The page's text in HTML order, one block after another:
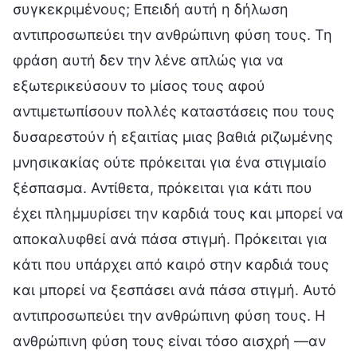
συγκεκριμένους; Επειδή αυτή η δήλωση
αντιπροσωπεύει την ανθρώπινη φύση τους. Τη
φράση αυτή δεν την λένε απλώς για να
εξωτερικεύσουν το μίσος τους αφού
αντιμετωπίσουν πολλές καταστάσεις που τους
δυσαρεστούν ή εξαιτίας μιας βαθιά ριζωμένης
μνησικακίας ούτε πρόκειται για ένα στιγμιαίο
ξέσπασμα. Αντίθετα, πρόκειται για κάτι που
έχει πλημμυρίσει την καρδιά τους και μπορεί να
αποκαλυφθεί ανά πάσα στιγμή. Πρόκειται για
κάτι που υπάρχει από καιρό στην καρδιά τους
και μπορεί να ξεσπάσει ανά πάσα στιγμή. Αυτό
αντιπροσωπεύει την ανθρώπινη φύση τους. Η
ανθρώπινη φύση τους είναι τόσο αισχρή —αν